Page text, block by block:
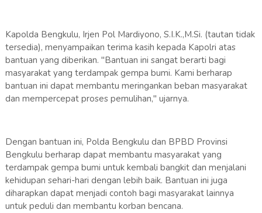
Kapolda Bengkulu, Irjen Pol Mardiyono, S.I.K.,M.Si. (tautan tidak
tersedia), menyampaikan terima kasih kepada Kapolri atas
bantuan yang diberikan. "Bantuan ini sangat berarti bagi
masyarakat yang terdampak gempa bumi. Kami berharap
bantuan ini dapat membantu meringankan beban masyarakat
dan mempercepat proses pemulihan," ujarnya.
Dengan bantuan ini, Polda Bengkulu dan BPBD Provinsi
Bengkulu berharap dapat membantu masyarakat yang
terdampak gempa bumi untuk kembali bangkit dan menjalani
kehidupan sehari-hari dengan lebih baik. Bantuan ini juga
diharapkan dapat menjadi contoh bagi masyarakat lainnya
untuk peduli dan membantu korban bencana.